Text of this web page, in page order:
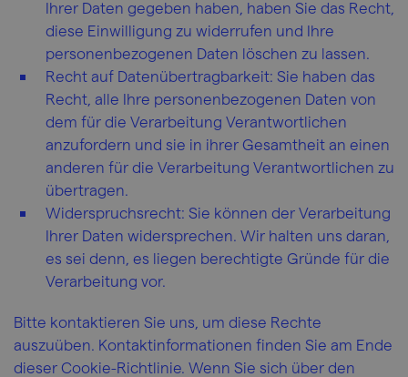
Ihrer Daten gegeben haben, haben Sie das Recht,
diese Einwilligung zu widerrufen und Ihre
personenbezogenen Daten löschen zu lassen.
Recht auf Datenübertragbarkeit: Sie haben das
Recht, alle Ihre personenbezogenen Daten von
dem für die Verarbeitung Verantwortlichen
anzufordern und sie in ihrer Gesamtheit an einen
anderen für die Verarbeitung Verantwortlichen zu
übertragen.
Widerspruchsrecht: Sie können der Verarbeitung
Ihrer Daten widersprechen. Wir halten uns daran,
es sei denn, es liegen berechtigte Gründe für die
Verarbeitung vor.
Bitte kontaktieren Sie uns, um diese Rechte
auszuüben. Kontaktinformationen finden Sie am Ende
dieser Cookie-Richtlinie. Wenn Sie sich über den